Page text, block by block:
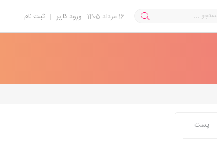
ثبت نام | ورود کاربر 16مرداد 1405
پست